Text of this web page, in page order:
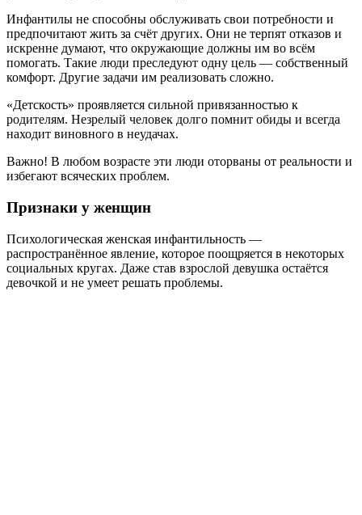
Инфантилы не способны обслуживать свои потребности и
предпочитают жить за счёт других. Они не терпят отказов и
искренне думают, что окружающие должны им во всём
помогать. Такие люди преследуют одну цель — собственный
комфорт. Другие задачи им реализовать сложно.
«Детскость» проявляется сильной привязанностью к
родителям. Незрелый человек долго помнит обиды и всегда
находит виновного в неудачах.
Важно! В любом возрасте эти люди оторваны от реальности и
избегают всяческих проблем.
Признаки у женщин
Психологическая женская инфантильность —
распространённое явление, которое поощряется в некоторых
социальных кругах. Даже став взрослой девушка остаётся
девочкой и не умеет решать проблемы.